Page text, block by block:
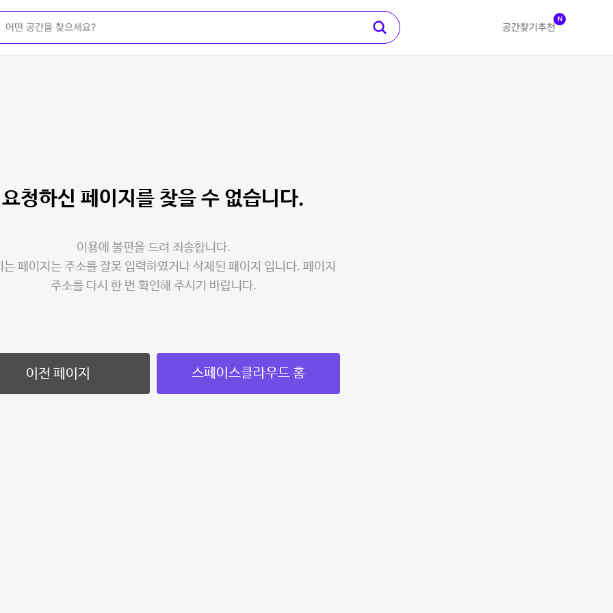
공간찾기 추천
N
요청하신 페이지를 찾을 수 없습니다.
이용에 불편을 드려 죄송합니다.
는 페이지는 주소를 잘못 입력하였거나 삭제된 페이지 입니다. 페이지
주소를 다시 한 번 확인해 주시기 바랍니다.
이전 페이지 스페이스클라우드 홈